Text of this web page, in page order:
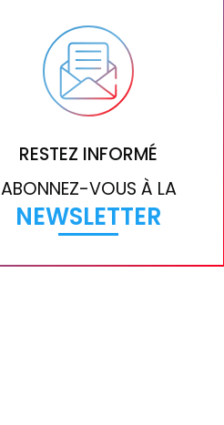
RESTEZ INFORMÉ
ABONNEZ-VOUS À LA
NEWSLETTER